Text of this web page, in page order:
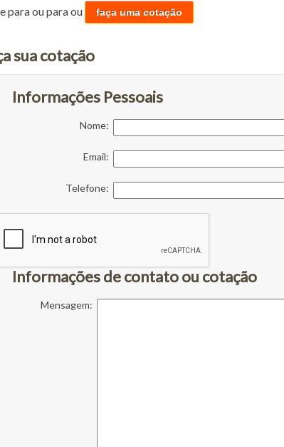
paraou paraou faça uma cotação
sua cotação
Informações Pessoais
Nome:
Email:
Telefone:
Informações de contato ou cotação
Mensagem: